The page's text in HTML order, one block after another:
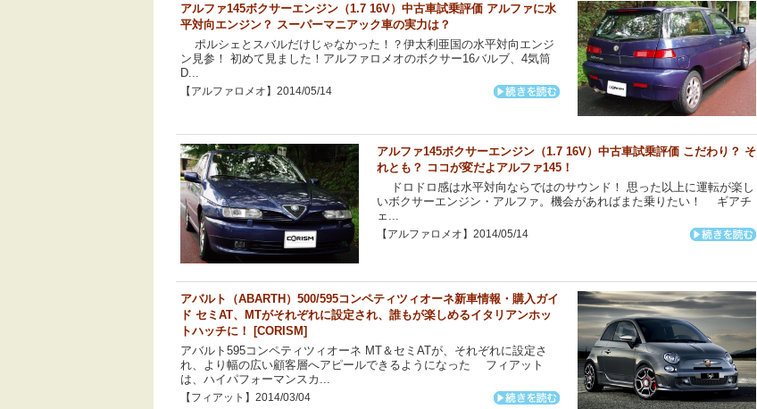
アルファ145ボクサーエンジン（1.7 16V）中古車試乗評価 アルファに水
平対向エンジン？ スーパーマニアック車の実力は？
ポルシェとスバルだけじゃなかった！？伊太利亜国の水平対向エンジ
ン見参！ 初めて見ました！アルファロメオのボクサー16バルブ、4気筒
D...
【アルファロメオ】2014/05/14
アルファ145ボクサーエンジン（1.7 16V）中古車試乗評価 こだわり？ そ
れとも？ ココが変だよアルファ145！
ドロドロ感は水平対向ならではのサウンド！ 思った以上に運転が楽し
いボクサーエンジン・アルファ。機会があればまた乗りたい！ ギアチ
ェ...
【アルファロメオ】2014/05/14
アバルト（ABARTH）500/595コンペティツィオーネ新車情報・購入ガイ
ド セミAT、MTがそれぞれに設定され、誰もが楽しめるイタリアンホッ
トハッチに！ [CORISM]
アバルト595コンペティツィオーネ MT＆セミATが、それぞれに設定さ
れ、より幅の広い顧客層へアピールできるようになった フィアット
は、ハイパフォーマンスカ...
【フィアット】2014/03/04